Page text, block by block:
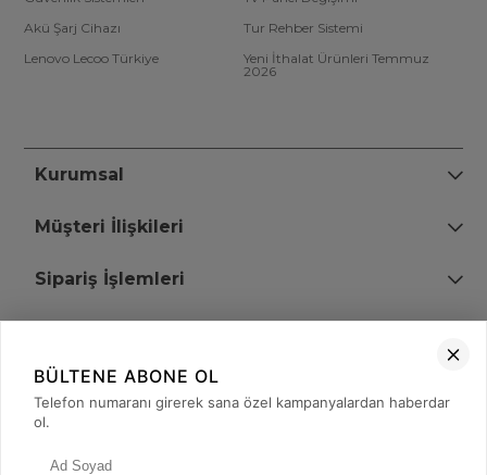
Akü Şarj Cihazı
Tur Rehber Sistemi
Lenovo Lecoo Türkiye
Yeni İthalat Ürünleri Temmuz
2026
Kurumsal
Müşteri İlişkileri
Sipariş İşlemleri
+90 (850) 473 08 08
BÜLTENE ABONE OL
Telefon numaranı girerek sana özel kampanyalardan haberdar
ol.